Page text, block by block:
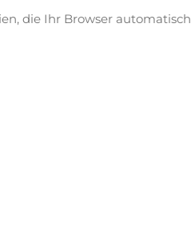
die Ihr Browser automatisch